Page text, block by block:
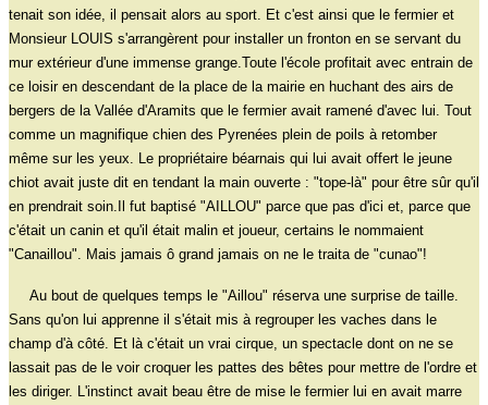
tenait son idée, il pensait alors au sport. Et c'est ainsi que le fermier et
Monsieur LOUIS s'arrangèrent pour installer un fronton en se servant du
mur extérieur d'une immense grange.Toute l'école profitait avec entrain de
ce loisir en descendant de la place de la mairie en huchant des airs de
bergers de la Vallée d'Aramits que le fermier avait ramené d'avec lui. Tout
comme un magnifique chien des Pyrenées plein de poils à retomber
même sur les yeux. Le propriétaire béarnais qui lui avait offert le jeune
chiot avait juste dit en tendant la main ouverte : "tope-là" pour être sûr qu'il
en prendrait soin.Il fut baptisé "AILLOU" parce que pas d'ici et, parce que
c'était un canin et qu'il était malin et joueur, certains le nommaient
"Canaillou". Mais jamais ô grand jamais on ne le traita de "cunao"!
Au bout de quelques temps le "Aillou" réserva une surprise de taille.
Sans qu'on lui apprenne il s'était mis à regrouper les vaches dans le
champ d'à côté. Et là c'était un vrai cirque, un spectacle dont on ne se
lassait pas de le voir croquer les pattes des bêtes pour mettre de l'ordre et
les diriger. L'instinct avait beau être de mise le fermier lui en avait marre